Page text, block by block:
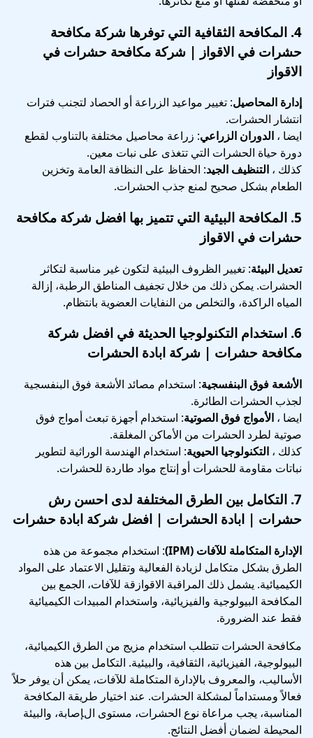
4. المكافحة الثقافية التي توفرها شركة مكافحة
حشرات في الاقواز | شركة مكافحة حشرات في
الاقواز
إدارة المحاصيل: تغيير مواعيد الزراعة أو الحصاد لتجنب فترات
انتشار الحشرات.
ايضا ، الدوران الزراعي: زراعة محاصيل مختلفة بالتناوب لقطع
دورة حياة الحشرات التي تتغذى على نبات معين.
كذلك ، التنظيف الجيد: الحفاظ على النظافة العامة وتخزين
الطعام بشكل صحيح لمنع جذب الحشرات.
5. المكافحة البيئية التي تتميز بها افضل شركة مكافحة
حشرات في الاقواز
تعديل البيئة: تغيير الظروف البيئية لتكون غير مناسبة لتكاثر
الحشرات. يمكن ذلك من خلال تجفيف المناطق الرطبة، إزالة
المياه الراكدة، والتخلص من النفايات العضوية بانتظام.
6. استخدام التكنولوجيا الحديثة في افضل شركة
مكافحة حشرات | شركة ابادة الحشرات
الأشعة فوق البنفسجية: استخدام مصائد الأشعة فوق البنفسجية
لجذب الحشرات الطائرة.
ايضا ، الأمواج فوق الصوتية: استخدام أجهزة تبعث أمواج فوق
صوتية لطرد الحشرات من الأماكن المغلقة.
كذلك ، التكنولوجيا الحيوية: استخدام الهندسة الوراثية لتطوير
نباتات مقاومة للحشرات أو إنتاج مواد طاردة للحشرات.
7. التكامل بين الطرق المختلفة لدى احسن رش
حشرات | ابادة الحشرات | افضل شركة ابادة حشرات
الإدارة المتكاملة للآفات (IPM)
: استخدام مجموعة من هذه
الطرق بشكل متكامل لزيادة الفعالية وتقليل الاعتماد على المواد
الكيميائية. يشمل ذلك المراقبة الاقوازقة للآفات، الجمع بين
المكافحة البيولوجية والفيزيائية، واستخدام المبيدات الكيميائية
فقط عند الضرورة.
مكافحة الحشرات تتطلب استخدام مزيج من الطرق الكيميائية،
البيولوجية، الفيزيائية، الثقافية، والبيئية. التكامل بين هذه
الأساليب، والمعروف بالإدارة المتكاملة للآفات، يمكن أن يوفر حلاً
فعالاً ومستداماً لمشكلة الحشرات. عند اختيار طريقة المكافحة
المناسبة، يجب مراعاة نوع الحشرات، مستوى الإصابة، والبيئة
المحيطة لضمان أفضل النتائج.